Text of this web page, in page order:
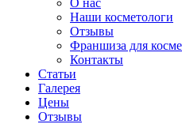
O нас
Наши косметологи
Отзывы
Франшиза для
Контакты
Статьи
Галерея
Цены
Отзывы